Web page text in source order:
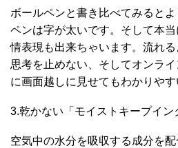
ボールペンと書き比べてみると
ペンは字が太いです。そして本
情表現も出来ちゃいます。流れる
思考を止めない、そしてオンラ
に画面越しに見せてもわかりやす
3.乾かない「モイストキープイン
空気中の水分を吸収する成分を